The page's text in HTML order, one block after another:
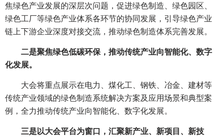
焦绿色产业发展的深层次问题，促进绿色制造、绿色园区、
绿色工厂等绿色产业体系各环节的协同发展，引导绿色产业
链上下游企业深度对接交流，推动绿色制造体系完善发展。
二是聚焦绿色低碳环保，推动传统产业向智能化、数字
化发展。
大会将重点展示在电力、煤化工、钢铁、冶金、建材等
传统产业领域的绿色制造系统解决方案及应用场景和典型案
例，全力推动传统产业向智能化、数字化发展。
三是以大会平台为窗口，汇聚新产业、新项目、新技